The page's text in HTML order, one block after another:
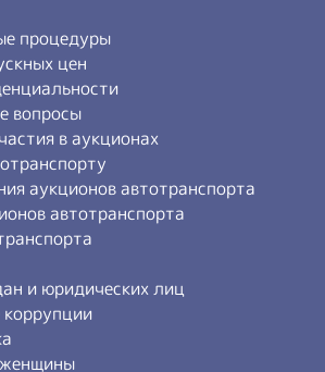
процедуры
цен
вопросы
в аукционах
аукционов автотранспорта
автотранспорта
и юридических лиц
женщины